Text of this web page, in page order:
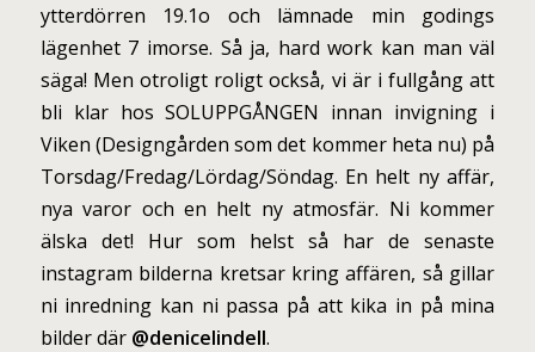
ytterdörren 19.1o och lämnade min godings
lägenhet 7 imorse. Så ja, hard work kan man väl
säga! Men otroligt roligt också, vi är i fullgång att
bli klar hos SOLUPPGÅNGEN innan invigning i
Viken (Designgården som det kommer heta nu) på
Torsdag/Fredag/Lördag/Söndag. En helt ny affär,
nya varor och en helt ny atmosfär. Ni kommer
älska det! Hur som helst så har de senaste
instagram bilderna kretsar kring affären, så gillar
ni inredning kan ni passa på att kika in på mina
bilder där @denicelindell.